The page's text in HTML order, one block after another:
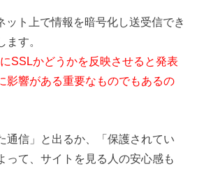
ット上で情報を暗号化し送受信でき
ます。
SSLかどうかを反映させると発表
影響がある重要なものでもあるの
通信」と出るか、「保護されてい
って、サイトを見る人の安心感も